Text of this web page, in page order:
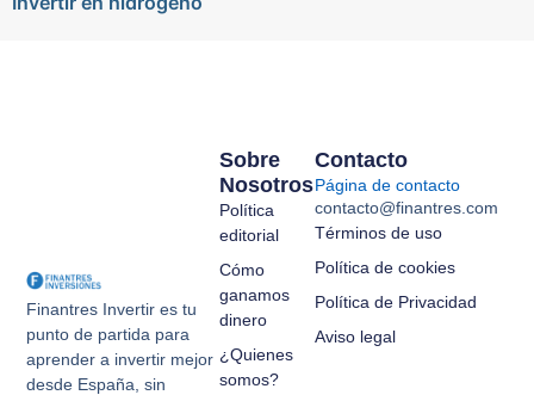
Finantres Invertir es tu
punto de partida para
aprender a invertir mejor
desde España, sin
Sobre
Nosotros
Política
editorial
Cómo
ganamos
dinero
¿Quienes
somos?
Contacto
Página de contacto
contacto@finantres.com
Términos de uso
Política de cookies
Política de Privacidad
Aviso legal